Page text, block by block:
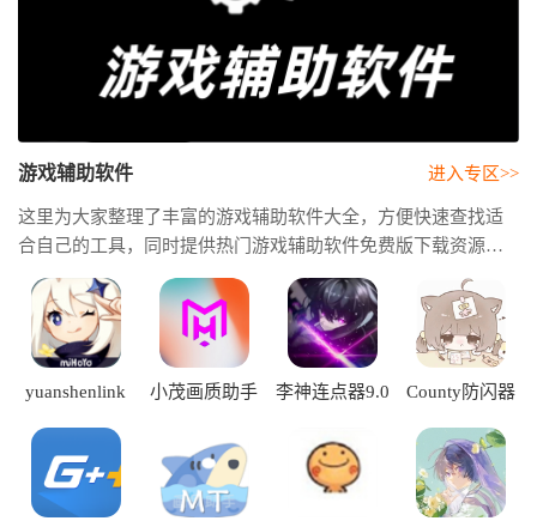
游戏辅助软件
这里为大家整理了丰富的游戏辅助软件大全，方便快速查找适
合自己的工具，同时提供热门游戏辅助软件免费版下载资源，
无需额外付费即可体验多种实用功能。此外，我们还带来了精
选的游戏辅助软件推荐，帮助你根据不同游戏和使用场景选择
更加适合的软件，让游戏运行更加流畅、操作更加便捷。
进入专区>>
yuanshenlink
小茂画质助手
李神连点器9.0
County防闪器